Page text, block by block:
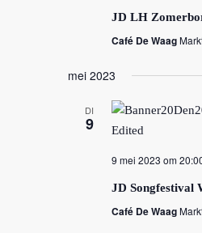
JD LH
Café De Waag
mei 2023
DI
9
9 mei 2023 om
JD Songfestival
Café De Waag